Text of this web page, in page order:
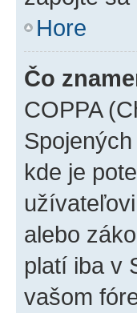
Hore
Čo
COPPA
kde je
alebo
platí iba v
vašom